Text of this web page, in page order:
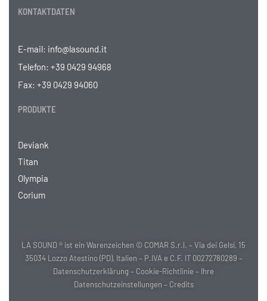
KONTAKTDATEN
E-mail: info@lasound.it
Telefon: +39 0429 94968
Fax: +39 0429 94060
PRODUKTE
Deviank
Titan
Olympia
Corium
LA SOUND ® ist ein Warenzeichen © COMAR S.r.l. – Via dei Gelsi, 15
35034 Lozzo Atestino (PD), Italien – P.IVA e C.F. IT 00272780289 –
Datenschutzerklärung – Cookie-Richtlinie – Ihre
Datenschutzeinstellungen – Credits